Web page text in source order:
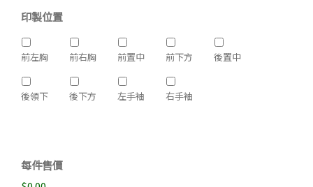
印製位置
前左胸 前右胸 前置中 前下方 後置中
後領下 後下方 左手袖 右手袖
每件售價